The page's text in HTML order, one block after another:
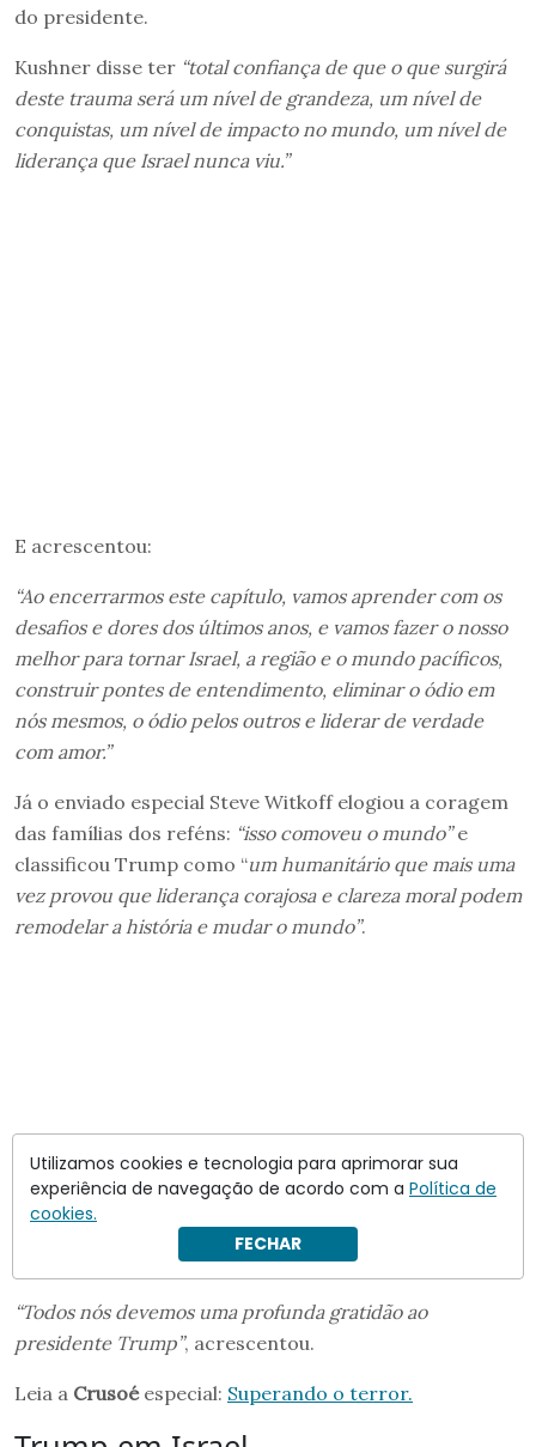
do presidente.
Kushner disse ter “total confiança de que o que surgirá
deste trauma será um nível de grandeza, um nível de
conquistas, um nível de impacto no mundo, um nível de
liderança que Israel nunca viu.”
E acrescentou:
“Ao encerrarmos este capítulo, vamos aprender com os
desafios e dores dos últimos anos, e vamos fazer o nosso
melhor para tornar Israel, a região e o mundo pacíficos,
construir pontes de entendimento, eliminar o ódio em
nós mesmos, o ódio pelos outros e liderar de verdade
com amor.”
Já o enviado especial Steve Witkoff elogiou a coragem
das famílias dos reféns: “isso comoveu o mundo”e
classificou Trump como “um humanitário que mais uma
vez provou que liderança corajosa e clareza moral podem
remodelar a história e mudar o mundo”.
“Todos nós devemos uma profunda gratidão ao
presidente Trump”, acrescentou.
Leia a Crusoé especial: Superando o terror.
Utilizamos cookies e tecnologia para aprimorar sua
experiência de navegação de acordo com a Política de
cookies.
FECHAR